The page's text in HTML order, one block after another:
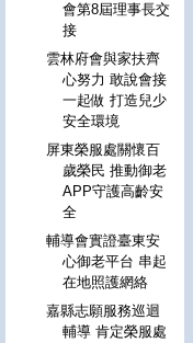
會第8屆理事長交
接
雲林府會與家扶齊
心努力 敢說會接
一起做 打造兒少
安全環境
屏東榮服處關懷百
歲榮民 推動御老
APP守護高齡安
全
輔導會實證臺東安
心御老平台 串起
在地照護網絡
嘉縣志願服務巡迴
輔導 肯定榮服處